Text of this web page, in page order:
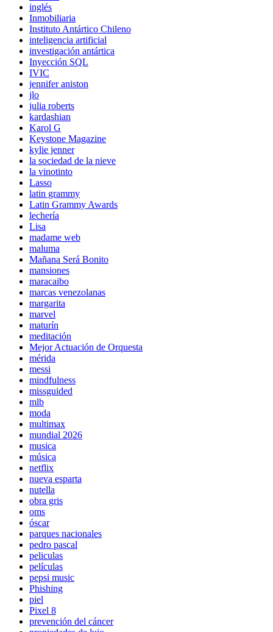
inglés
Inmobiliaria
Instituto Antártico Chileno
inteligencia artificial
investigación antártica
Inyección SQL
IVIC
jennifer aniston
jlo
julia roberts
kardashian
Karol G
Keystone Magazine
kylie jenner
la sociedad de la nieve
la vinotinto
Lasso
latin grammy
Latin Grammy Awards
lechería
Lisa
madame web
maluma
Mañana Será Bonito
mansiones
maracaibo
marcas venezolanas
margarita
marvel
maturín
meditación
Mejor Actuación de Orquesta
mérida
messi
mindfulness
missguided
mlb
moda
multimax
mundial 2026
musica
música
netflix
nueva esparta
nutella
obra gris
oms
óscar
parques nacionales
pedro pascal
peliculas
películas
pepsi music
Phishing
piel
Pixel 8
prevención del cáncer